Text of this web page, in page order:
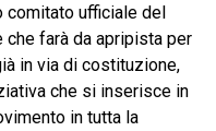
comitato ufficiale del
che farà da apripista per
in via di costituzione,
che si inserisce in
in tutta la